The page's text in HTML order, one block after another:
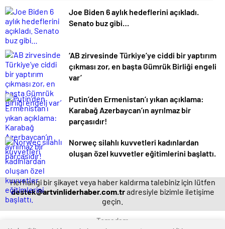
Joe Biden 6 aylık hedeflerini açıkladı.
Senato buz gibi…
‘AB zirvesinde Türkiye’ye ciddi bir yaptırım
çıkması zor, en başta Gümrük Birliği engeli
var’
Putin’den Ermenistan’ı yıkan açıklama:
Karabağ Azerbaycan’ın ayrılmaz bir
parçasıdır!
Norweç silahlı kuvvetleri kadınlardan
oluşan özel kuvvetler eğitimlerini başlattı.
Herhangi bir şikayet veya haber kaldırma talebiniz için lütfen
destek@artvinliderhaber.com.tradresiyle bizimle iletişime
geçin.
Temadam